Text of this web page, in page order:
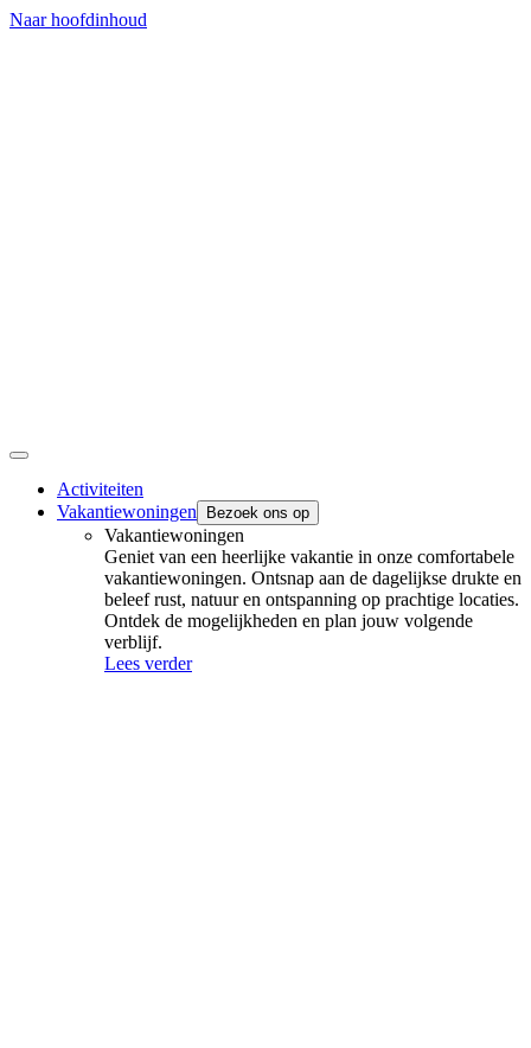
Naar hoofdinhoud
Activiteiten
Vakantiewoningen
Bezoek ons op
Vakantiewoningen
Geniet van een heerlijke vakantie in onze comfortabele
vakantiewoningen. Ontsnap aan de dagelijkse drukte en
beleef rust, natuur en ontspanning op prachtige locaties.
Ontdek de mogelijkheden en plan jouw volgende
verblijf.
Lees verder